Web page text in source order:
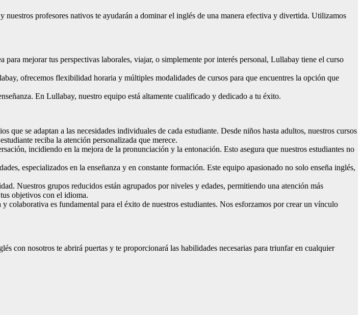
profesores nativos te ayudarán a dominar el inglés de una manera efectiva y divertida. Utilizamos
para mejorar tus perspectivas laborales, viajar, o simplemente por interés personal, Lullabay tiene el curso
ofrecemos flexibilidad horaria y múltiples modalidades de cursos para que encuentres la opción que
En Lullabay, nuestro equipo está altamente cualificado y dedicado a tu éxito.
que se adaptan a las necesidades individuales de cada estudiante. Desde niños hasta adultos, nuestros cursos
reciba la atención personalizada que merece.
incidiendo en la mejora de la pronunciación y la entonación. Esto asegura que nuestros estudiantes no
especializados en la enseñanza y en constante formación. Este equipo apasionado no solo enseña inglés,
Nuestros grupos reducidos están agrupados por niveles y edades, permitiendo una atención más
objetivos con el idioma.
colaborativa es fundamental para el éxito de nuestros estudiantes. Nos esforzamos por crear un vínculo
con nosotros te abrirá puertas y te proporcionará las habilidades necesarias para triunfar en cualquier